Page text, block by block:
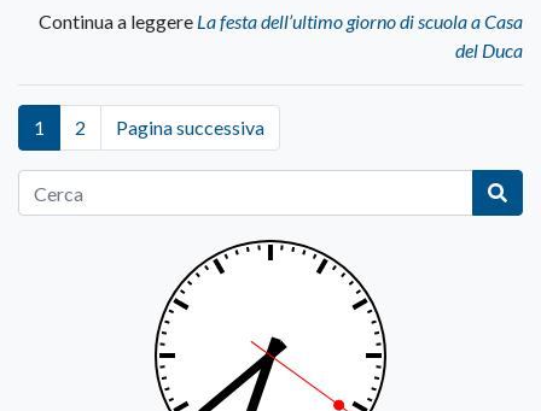
Continua a leggere La festa dell’ultimo giorno di scuola a Casa
del Duca
1 2 Pagina successiva